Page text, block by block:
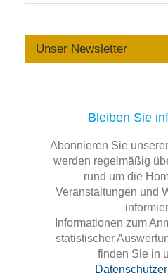
Unser Newsletter
Bleiben Sie
Abonnieren Sie
werden regelmäßig
rund um die
Veranstaltungen und
Informationen zum
statistischer
finden Sie in